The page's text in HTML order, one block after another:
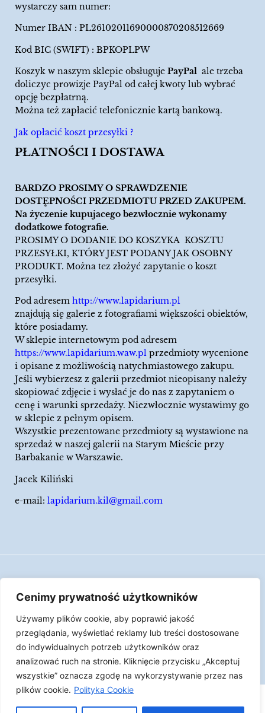
Cenimy prywatność użytkowników
Używamy plików cookie, aby poprawić jakość
przeglądania, wyświetlać reklamy lub treści dostosowane
do indywidualnych potrzeb użytkowników oraz
analizować ruch na stronie. Kliknięcie przycisku „Akceptuj
wszystkie” oznacza zgodę na wykorzystywanie przez nas
plików cookie. Polityka Cookie
wystarczy sam numer:
Numer IBAN : PL26102011690000870208512669
Kod BIC (SWIFT) : BPKOPLPW
Koszyk w naszym sklepie obsługuje PayPal ale trzeba
doliczyc prowizje PayPal od całej kwoty lub wybrać
opcję bezpłatrną.
Można też zapłacić telefonicznie kartą bankową.
Jak opłacić koszt przesyłki ?
PŁATNOŚCI I DOSTAWA
BARDZO PROSIMY O SPRAWDZENIE
DOSTĘPNOŚCI PRZEDMIOTU PRZED ZAKUPEM.
Na życzenie kupujacego bezwłocznie wykonamy
dodatkowe fotografie.
PROSIMY O DODANIE DO KOSZYKA KOSZTU
PRZESYŁKI, KTÓRY JEST PODANY JAK OSOBNY
PRODUKT. Można tez złożyć zapytanie o koszt
przesyłki.
Pod adresem http://www.lapidarium.pl
znajdują się galerie z fotografiami większości obiektów,
które posiadamy.
W sklepie internetowym pod adresem
https://www.lapidarium.waw.pl przedmioty wycenione
i opisane z możliwością natychmiastowego zakupu.
Jeśli wybierzesz z galerii przedmiot nieopisany należy
skopiować zdjęcie i wysłać je do nas z zapytaniem o
cenę i warunki sprzedaży. Niezwłocznie wystawimy go
w sklepie z pełnym opisem.
Wszystkie prezentowane przedmioty są wystawione na
sprzedaż w naszej galerii na Starym Mieście przy
Barbakanie w Warszawie.
Jacek Kiliński
e-mail: lapidarium.kil@gmail.com
Polityka Cookies
LAPIDARIUM Jacka Kilińskiego | Człowiek jest
epizodem w życiu przedmiotów.
Made with ♥︎ by Skydoo